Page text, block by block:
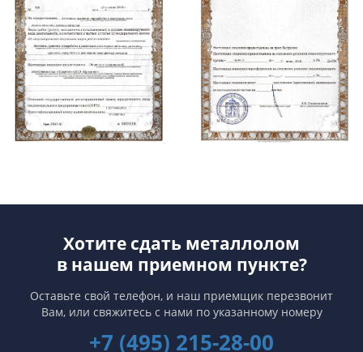
Хотите сдать металлолом
в нашем приемном пункте?
Оставьте свой телефон, и наш приемщик перезвонит
Вам, или свяжитесь с нами по указанному номеру
+7 (495) 215-28-00